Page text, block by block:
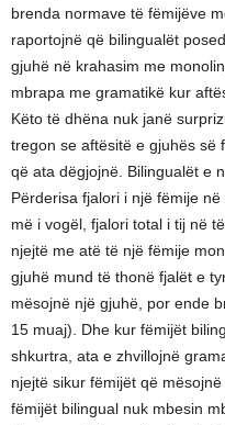
brenda normave të fëmijëve
raportojnë që bilingualët
gjuhë në krahasim me
mbrapa me gramatikë kur
Këto të dhëna nuk janë
tregon se aftësitë e gjuhës së
që ata dëgjojnë. Bilingualët e
Përderisa fjalori i një fëmije
më i vogël, fjalori total i tij në
njejtë me atë të një fëmije
gjuhë mund të thonë fjalët e
mësojnë një gjuhë, por ende
15 muaj). Dhe kur fëmijët
shkurtra, ata e zhvillojnë
njejtë sikur fëmijët që
fëmijët bilingual nuk mbesin